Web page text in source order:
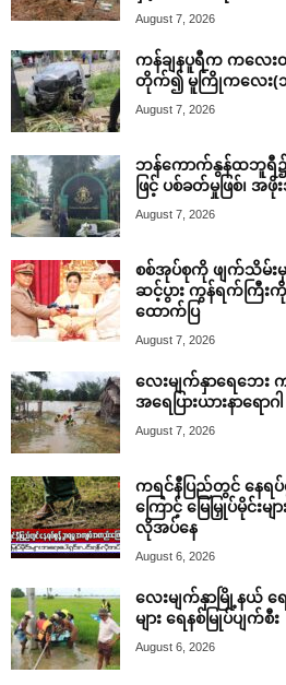
August 7, 2026
ကန်ချနပူရီက ကလေးထိ
တိုက်၍ မူကြိုကလေး(၁
August 7, 2026
ဘန်ကောက်နွန်ထဘူရီ၌
ဖြင့် ပစ်ခတ်မှုဖြစ်၊ အ
August 7, 2026
စစ်အုပ်စုကို ဖျက်သိမ်း
ဆင့်ပွား ကွန်ရက်ကြီး
ထောက်ပြ
August 7, 2026
လေးမျက်နှာရေဘေ
အရေပြားယားနာရောဂါ
August 7, 2026
ကရင်နီပြည်တွင် နေရ
ကြောင့် မြေမြှုပ်မိုင်းမ
လိုအပ်နေ
August 6, 2026
လေးမျက်နှာမြို့နယ် ရ
များ ရေနစ်မြုပ်ပျက်စီး
August 6, 2026